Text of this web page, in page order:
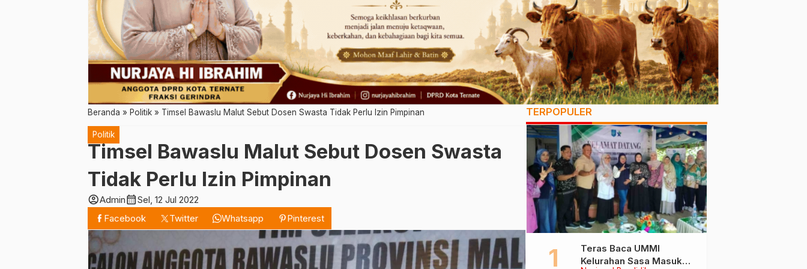
Beranda » Politik » Timsel Bawaslu Malut Sebut Dosen Swasta Tidak Perlu Izin Pimpinan
Politik
Timsel Bawaslu Malut Sebut Dosen Swasta
Tidak Perlu Izin Pimpinan
account_circleAdmincalendar_monthSel, 12 Jul 2022
Facebook
Twitter Whatsapp Pinterest
TERPOPULER
Teras Baca UMMI
Kelurahan Sasa Masuk